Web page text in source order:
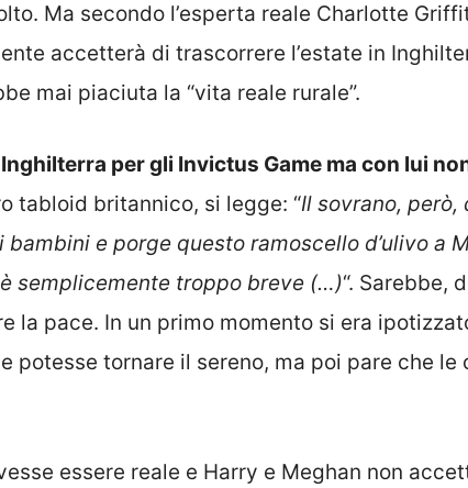
Ma secondo l’esperta reale Charlotte
accetterà di trascorrere l’estate in
mai piaciuta la “vita reale rurale”.
per gli Invictus Game ma con lui
tabloid britannico, si legge: “Il sovrano, però,
e porge questo ramoscello d’ulivo a
semplicemente troppo breve (…)“. Sarebbe,
la pace. In un primo momento si era
potesse tornare il sereno, ma poi pare che le
essere reale e Harry e Meghan non